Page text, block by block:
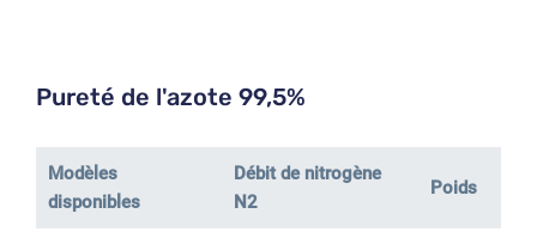
Pureté de l'azote 99,5%
Modèles
disponibles
Débit de nitrogène
N2
Poids